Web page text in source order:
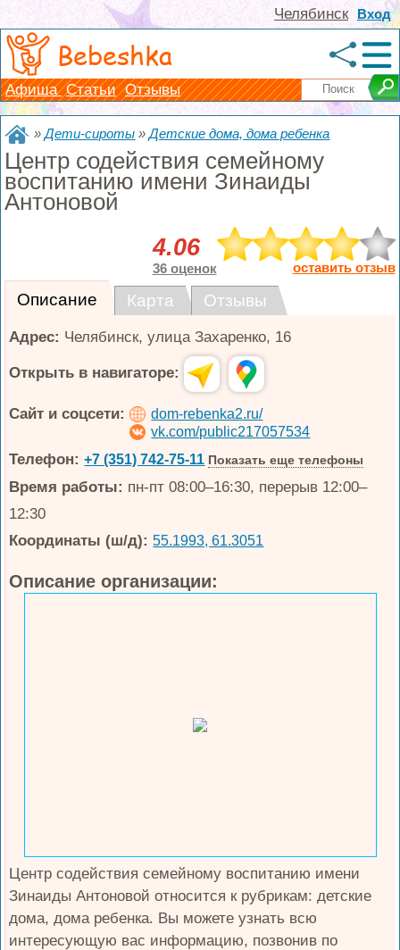
Вход
Челябинск
Bebeshka
Афиша Статьи Отзывы
»Дети-сироты »Детские дома, дома ребенка
Центр содействия семейному
воспитанию имени Зинаиды
Антоновой
4.06
36 оценок оставить отзыв
Описание Карта Отзывы
Адрес: Челябинск,улица Захаренко, 16
Открыть в навигаторе:
Сайт и соцсети:
dom-rebenka2.ru/
vk.com/public217057534
Телефон: +7 (351) 742-75-11 Показать еще телефоны
Время работы: пн-пт 08:00–16:30, перерыв 12:00–
12:30
Координаты (ш/д): 55.1993, 61.3051
Описание организации:
Центр содействия семейному воспитанию имени
Зинаиды Антоновой относится к рубрикам: детские
дома, дома ребенка. Вы можете узнать всю
интересующую вас информацию, позвонив по